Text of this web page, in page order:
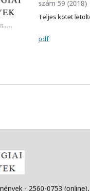
szám 59 (2018)
Teljes kötet
pdf
- 2560-0753